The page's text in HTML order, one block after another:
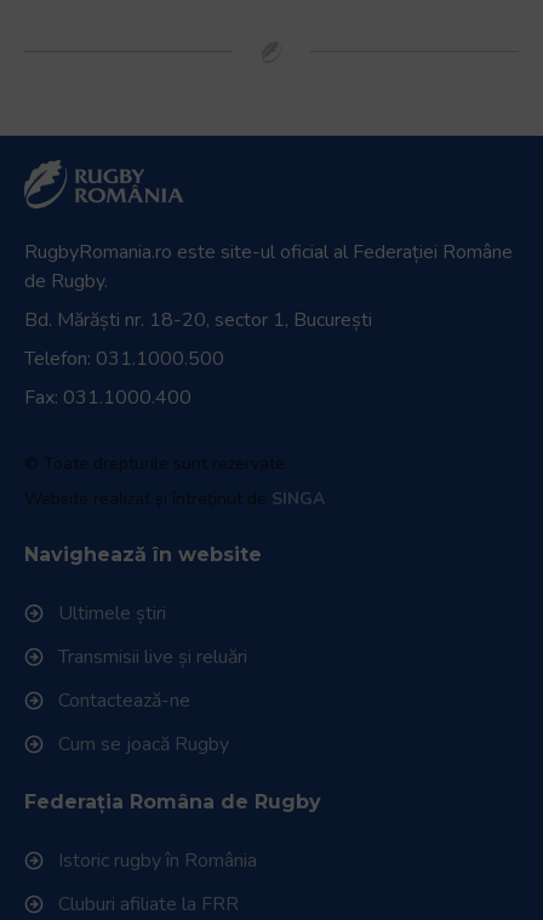
RugbyRomania.ro este site-ul oficial al Federației Române
de Rugby.
Bd. Mărăști nr. 18-20, sector 1, București
Telefon: 031.1000.500
Fax: 031.1000.400
© Toate drepturile sunt rezervate.
Website realizat și întreținut de SINGA
Navighează în website
Ultimele știri
Transmisii live și reluări
Contactează-ne
Cum se joacă Rugby
Federația Româna de Rugby
Istoric rugby în România
Cluburi afiliate la FRR